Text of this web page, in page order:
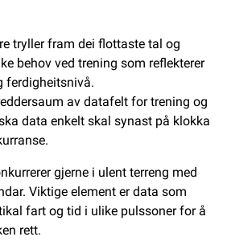
tryller fram dei flottaste tal og
behov ved trening som reflekterer
ferdigheitsnivå.
av datafelt for trening og
data enkelt skal synast på klokka
gjerne i ulent terreng med
Viktige element er data som
fart og tid i ulike pulssoner for å
rett.